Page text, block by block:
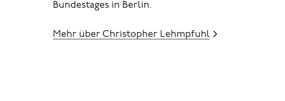
Bundestages in Berlin.
Mehr über Christopher Lehmpfuhl